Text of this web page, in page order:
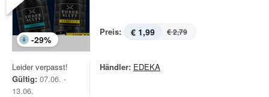
-29%
Preis: € 1,99 € 2,79
Leider verpasst!
Gültig: 07.06. -
13.06.
Händler: EDEKA